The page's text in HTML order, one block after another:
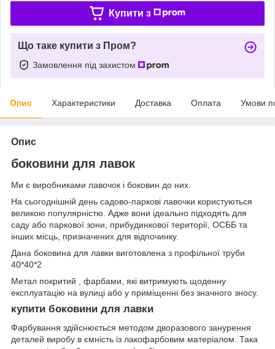
Купити з
Що таке купити з Пром?
Замовлення під захистом
Опис Характеристики Доставка Оплата Умови
Опис
боковини для лавок
Ми є виробниками лавочок і боковин до них.
На сьогоднішній день садово-паркові лавочки користуються
великою популярністю. Адже вони ідеально підходять для
саду або паркової зони, прибудинкової території, ОСББ та
інших місць, призначених для відпочинку.
Дана боковина для лавки виготовлена ​​з профільної труби
40*40*2
Метал покритий , фарбами, які витримують щоденну
експлуатацію на вулиці або у приміщенні без значного зносу.
купити боковини для лавки
Фарбування здійснюється методом дворазового занурення
деталей виробу в ємність із лакофарбовим матеріалом. Така